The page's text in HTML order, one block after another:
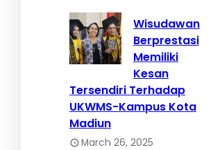
Wisudawan
Berprestasi
Memiliki
Kesan
Tersendiri Terhadap
UKWMS-Kampus Kota
Madiun
March 26, 2025